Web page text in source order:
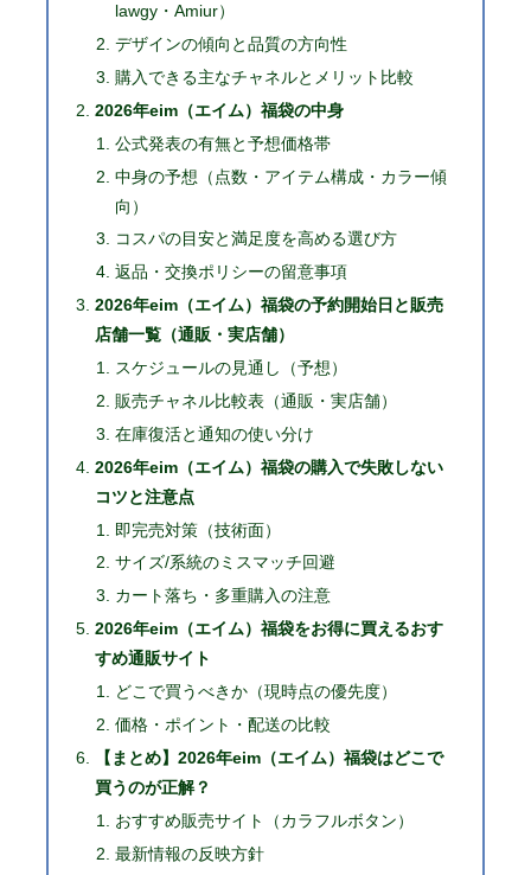
lawgy・Amiur）
デザインの傾向と品質の方向性
購入できる主なチャネルとメリット比較
2026年eim（エイム）福袋の中身
公式発表の有無と予想価格帯
中身の予想（点数・アイテム構成・カラー傾
向）
コスパの目安と満足度を高める選び方
返品・交換ポリシーの留意事項
2026年eim（エイム）福袋の予約開始日と販売
店舗一覧（通販・実店舗）
スケジュールの見通し（予想）
販売チャネル比較表（通販・実店舗）
在庫復活と通知の使い分け
2026年eim（エイム）福袋の購入で失敗しない
コツと注意点
即完売対策（技術面）
サイズ/系統のミスマッチ回避
カート落ち・多重購入の注意
2026年eim（エイム）福袋をお得に買えるおす
すめ通販サイト
どこで買うべきか（現時点の優先度）
価格・ポイント・配送の比較
【まとめ】2026年eim（エイム）福袋はどこで
買うのが正解？
おすすめ販売サイト（カラフルボタン）
最新情報の反映方針